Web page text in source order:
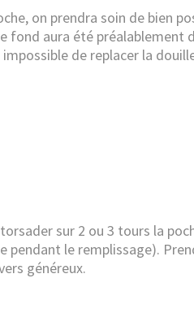
on prendra soin de bien
fond aura été préalablement
de replacer la
sur 2 ou 3 tours la
pendant le remplissage).
généreux.